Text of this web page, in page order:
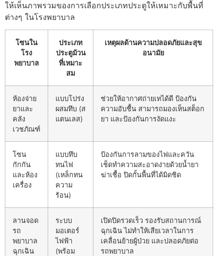
ให้เห็นภาพรวมของการเลือกประเภทประตูให้เหมาะกับพื้นที่
ต่างๆ ในโรงพยาบาล
โซนใน
โรง
พยาบาล
ประเภท
ประตูม้วน
ที่เหมาะ
สม
เหตุผลด้านความปลอดภัยและสุข
อนามัย
ห้องจ่าย
ยาและ
คลัง
เวชภัณฑ์
แบบโปร่ง
ผสมทึบ (ส
แตนเลส)
ช่วยให้อากาศถ่ายเทได้ดี ป้องกัน
ความอับชื้น สามารถมองเห็นสต็อก
ยา และป้องกันการงัดแงะ
โซน
กักกัน
และห้อง
เครื่อง
แบบทึบ
ทนไฟ
(เหล็กทน
ความ
ร้อน)
ป้องกันการลามของไฟและควัน
เช็ดทำความสะอาดง่ายด้วยน้ำยา
ฆ่าเชื้อ ปิดกั้นพื้นที่ได้มิดชิด
ลานจอด
รถ
พยาบาล
ฉุกเฉิน
ระบบ
มอเตอร์
ไฟฟ้า
(พร้อม
เปิดปิดรวดเร็ว รองรับสถานการณ์
ฉุกเฉิน ไม่ทำให้เสียเวลาในการ
เคลื่อนย้ายผู้ป่วย และปลอดภัยต่อ
รถพยาบาล